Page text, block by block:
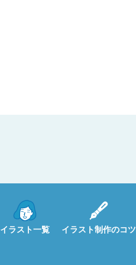
イラスト一覧 イラスト制作のコツ